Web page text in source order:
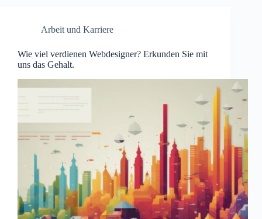
Arbeit und Karriere
Wie viel verdienen Webdesigner? Erkunden Sie mit
uns das Gehalt.